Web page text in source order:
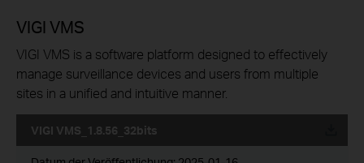
VIGI VMS
VIGI VMS is a software platform designed to effectively
manage surveillance devices and users from multiple
sites in a unified and intuitive manner.
VIGI VMS_1.8.56_32bits